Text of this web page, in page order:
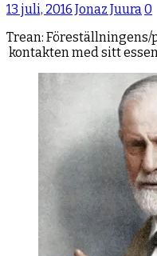
13 juli, 2016 Jonaz Juura 0
Trean:
kontakten med sitt